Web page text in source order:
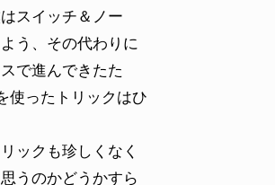
スイッチ＆ノー
う、その代わりに
で進んできたた
使ったトリックはひ
ックも珍しくなく
うのかどうかすら